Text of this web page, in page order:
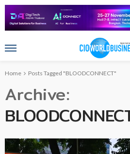
Home Posts Tagged "BLOODCONNECT"
Archive